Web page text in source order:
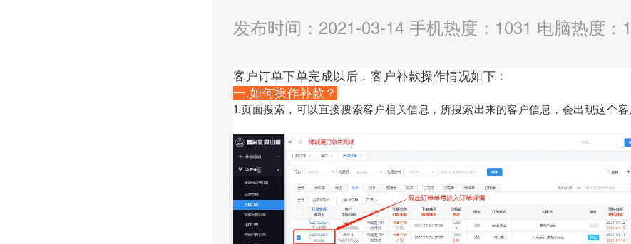
发布时间：2021-03-14 手机热度：1031 电脑热度：
客户订单下单完成以后，客户补款操作情况如下：
一.如何操作补款？
1.页面搜索，可以直接搜索客户相关信息，所搜索出来的客户信息，会出现这个